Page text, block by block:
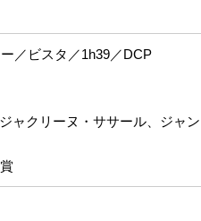
／ビスタ／1h39／DCP
ャクリーヌ・ササール、ジャ